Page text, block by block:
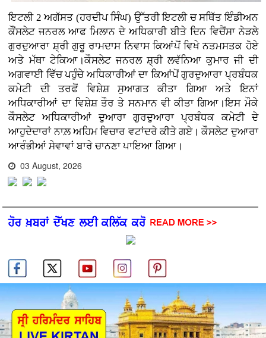
ਇਟਲੀ 2 ਅਗੱਸਤ (ਹਰਦੀਪ ਸਿੰਘ) ਉੱਤਰੀ ਇਟਲੀ ਚ ਸਥਿੱਤ ਇੰਡੀਅਨ
ਕੌਂਸਲੇਟ ਜਨਰਲ ਆਫ ਮਿਲਾਨ ਦੇ ਅਧਿਕਾਰੀ ਬੀਤੇ ਦਿਨ ਵਿਚੈਂਸਾ ਨੇੜਲੇ
ਗੁਰਦੁਆਰਾ ਸ਼੍ਰੀ ਗੁਰੂ ਰਾਮਦਾਸ ਨਿਵਾਸ ਕਿਆਂਪੋਂ ਵਿਖੇ ਨਤਮਸਤਕ ਹੋਏ
ਅਤੇ ਮੱਥਾ ਟੇਕਿਆ।ਕੌਸਲੇਟ ਜਨਰਲ ਸ਼੍ਰੀ ਲਵੱਨਿਆ ਕੁਮਾਰ ਜੀ ਦੀ
ਅਗਵਾਈ ਵਿੱਚ ਪਹੁੰਚੇ ਅਧਿਕਾਰੀਆਂ ਦਾ ਕਿਆਂਪੋਂ ਗੁਰਦੁਆਰਾ ਪ੍ਰਬੰਧਕ
ਕਮੇਟੀ ਦੀ ਤਰਫੋਂ ਵਿਸ਼ੇਸ਼ ਸੁਆਗਤ ਕੀਤਾ ਗਿਆ ਅਤੇ ਇਨਾਂ
ਅਧਿਕਾਰੀਆਂ ਦਾ ਵਿਸ਼ੇਸ਼ ਤੌਰ ਤੇ ਸਨਮਾਨ ਵੀ ਕੀਤਾ ਗਿਆ।ਇਸ ਮੌਕੇ
ਕੌਸਲੇਟ ਅਧਿਕਾਰੀਆਂ ਦੁਆਰਾ ਗੁਰਦੁਆਰਾ ਪ੍ਰਬੰਧਕ ਕਮੇਟੀ ਦੇ
ਆਹੁਦੇਦਾਰਾਂ ਨਾਲ਼ ਅਹਿਮ ਵਿਚਾਰ ਵਟਾਂਦਰੇ ਕੀਤੇ ਗਏ। ਕੌਸਲੇਟ ਦੁਆਰਾ
ਆਰੰਭੀਆਂ ਸੇਵਾਵਾਂ ਬਾਰੇ ਚਾਨਣਾ ਪਾਇਆ ਗਿਆ।
03 August, 2026